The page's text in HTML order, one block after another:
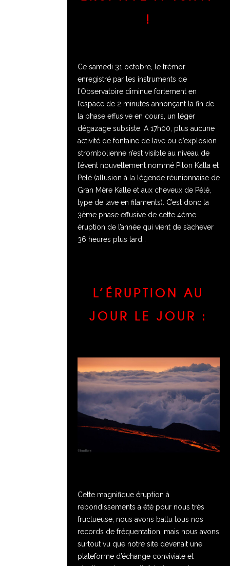
!
Ce samedi 31 octobre, le trémor
enregistré par les instruments de
l’Observatoire diminue fortement en
l’espace de 2 minutes annonçant la fin de
la phase effusive en cours, un léger
dégazage subsiste. A 17h00, plus aucune
activité de fontaine de lave ou d’explosion
strombolienne n’est visible au niveau de
l’évent nouvellement nommé Piton Kalla et
Pelé (allusion à la légende réunionnaise de
Gran Mère Kalle et aux cheveux de Pélé,
type de lave en filaments). C’est donc la
3ème phase effusive de cette 4ème
éruption de l’année qui vient de s’achever
36 heures plus tard…
L’ÉRUPTION AU
JOUR LE JOUR :
Cette magnifique éruption à
rebondissements a été pour nous très
fructueuse, nous avons battu tous nos
records de fréquentation, mais nous avons
surtout vu que notre site devenait une
plateforme d’échange conviviale et